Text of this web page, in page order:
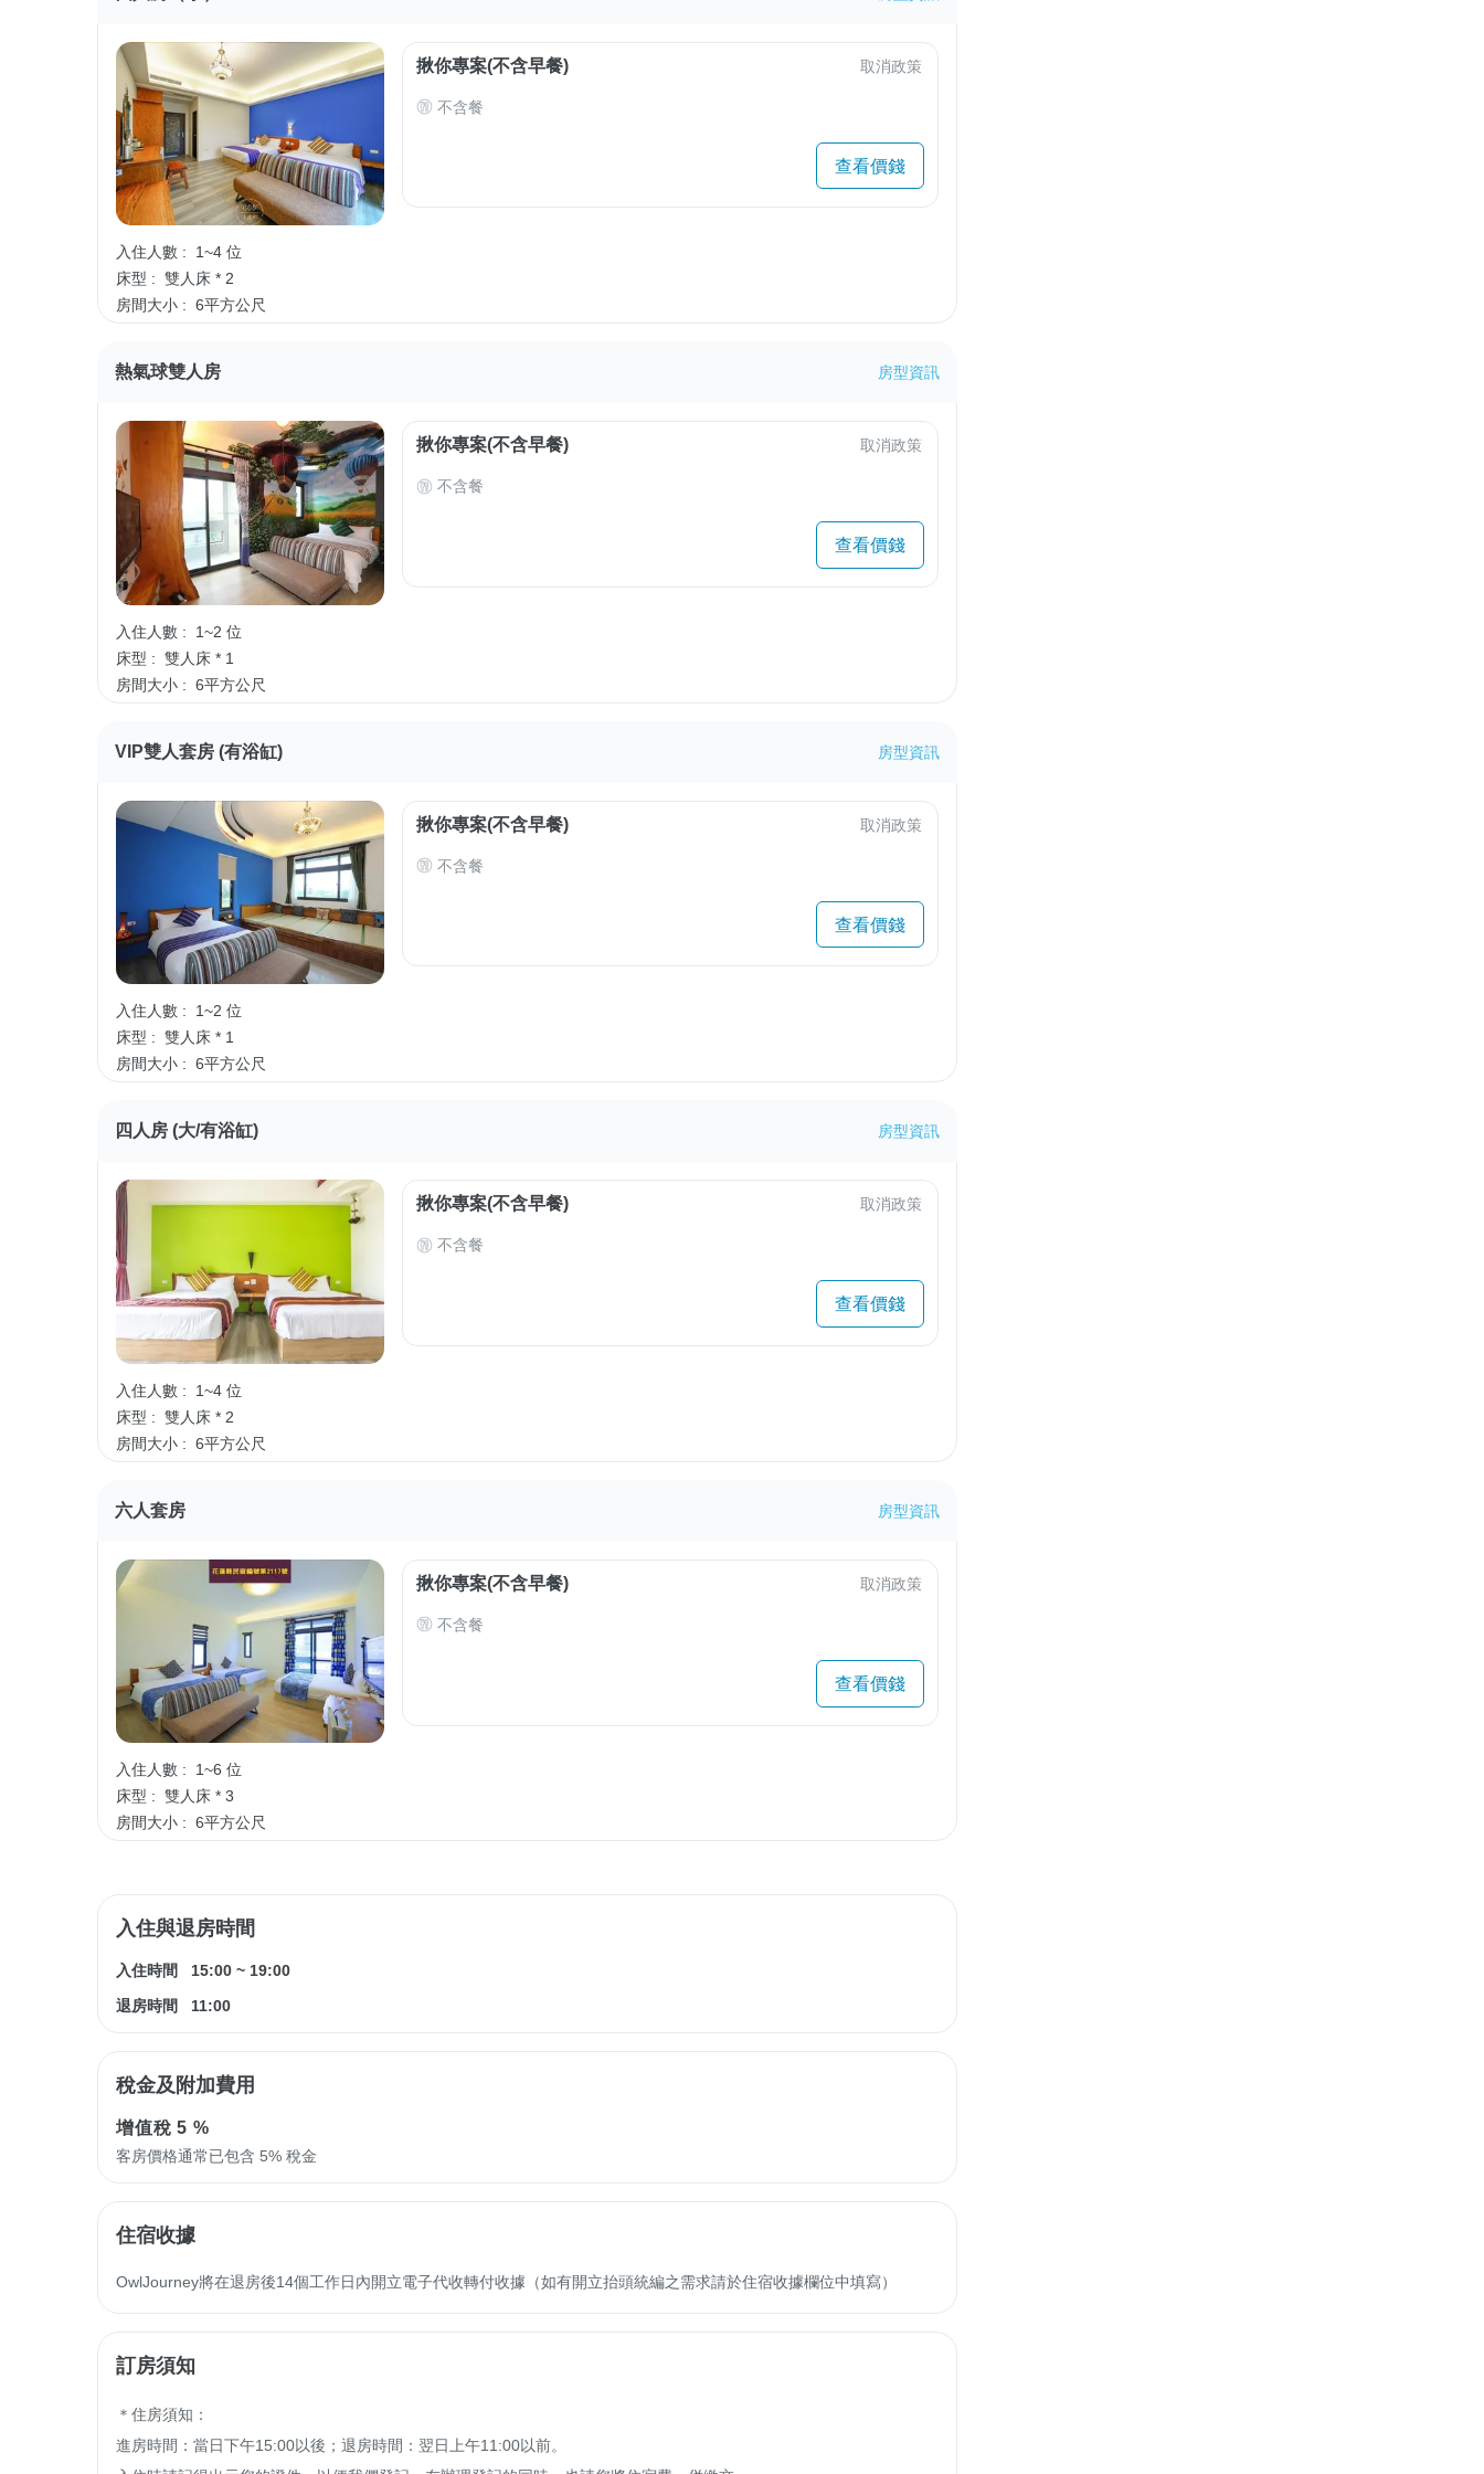
入住人數 :
1~4 位
床型 : 雙人床 * 2
房間大小 : 6平方公尺
揪你專案(不含早餐) 取消政策
不含餐
查看價錢
熱氣球雙人房 房型資訊
入住人數 :
1~2 位
床型 : 雙人床 * 1
房間大小 : 6平方公尺
揪你專案(不含早餐) 取消政策
不含餐
查看價錢
VIP雙人套房 (有浴缸) 房型資訊
入住人數 :
1~2 位
床型 : 雙人床 * 1
房間大小 : 6平方公尺
揪你專案(不含早餐) 取消政策
不含餐
查看價錢
四人房 (大/有浴缸) 房型資訊
入住人數 :
1~4 位
床型 : 雙人床 * 2
房間大小 : 6平方公尺
揪你專案(不含早餐) 取消政策
不含餐
查看價錢
六人套房 房型資訊
入住人數 :
1~6 位
床型 : 雙人床 * 3
房間大小 : 6平方公尺
揪你專案(不含早餐) 取消政策
不含餐
查看價錢
入住與退房時間
入住時間 15:00 ~ 19:00
退房時間
11:00
稅金及附加費用
增值稅5 %
客房價格通常已包含 5% 稅金
住宿收據
OwlJourney將在退房後14個工作日內開立電子代收轉付收據（如有開立抬頭統編之需求請於住宿收據欄位中填寫）
訂房須知
＊住房須知：
進房時間：當日下午15:00以後；退房時間：翌日上午11:00以前。